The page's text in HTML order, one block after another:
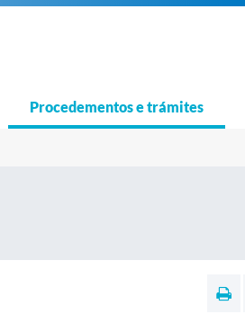
Procedementos e trámites